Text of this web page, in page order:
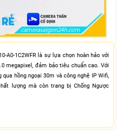
A0-1C2WFR là sự lựa chọn hoàn hảo với
megapixel, đảm bảo tiêu chuẩn cao. Với
hồng ngoại 30m và công nghệ IP Wifi,
lượng mà còn trang bị Chống Ngược